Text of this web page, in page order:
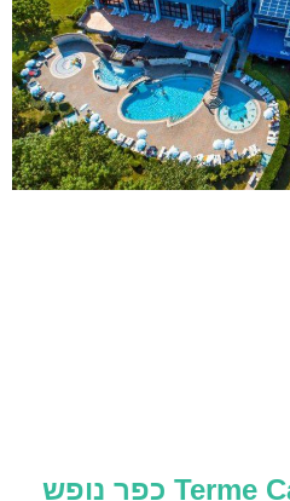
טרמה קאטז – Terme Catez כפר נופש